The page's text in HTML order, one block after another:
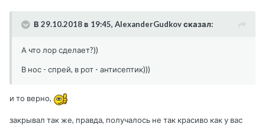
В 29.10.2018 в 19:45, AlexanderGudkov сказал:
А что лор сделает?))
В нос - спрей, в рот - антисептик)))
и то верно,
закрывал так же, правда, получалось не так красиво как у вас